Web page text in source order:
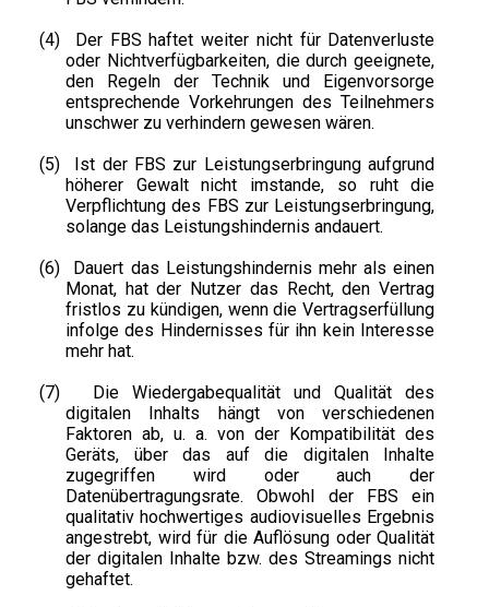
(4)
Der FBS haftet weiter nicht für Datenverluste
oder Nichtverfügbarkeiten, die durch geeignete,
den Regeln der Technik und Eigenvorsorge
entsprechende Vorkehrungen des Teilnehmers
unschwer zu verhindern gewesen wären.
(5)
Ist der FBS zur Leistungserbringung aufgrund
höherer Gewalt nicht imstande, so ruht die
Verpflichtung des FBS zur Leistungserbringung,
solange das Leistungshindernis andauert.
(6)
Dauert das Leistungshindernis mehr als einen
Monat, hat der Nutzer das Recht, den Vertrag
fristlos zu kündigen, wenn die Vertragserfüllung
infolge des Hindernisses für ihn kein Interesse
mehr hat.
(7)
Die Wiedergabequalität und Qualität des
digitalen Inhalts hängt von verschiedenen
Faktoren ab, u. a. von der Kompatibilität des
Geräts, über das auf die digitalen Inhalte
zugegriffen wird oder auch der
Datenübertragungsrate. Obwohl der FBS ein
qualitativ hochwertiges audiovisuelles Ergebnis
angestrebt, wird für die Auflösung oder Qualität
der digitalen Inhalte bzw. des Streamings nicht
gehaftet.